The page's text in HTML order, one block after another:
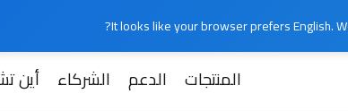
It looks like your browser prefers English.
المنتجات الدعم الشركاء أين متوقف الإنتاج Slinex XR-30IP